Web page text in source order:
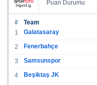
Puan Durumu
# Team
1 Galatasaray
2
Fenerbahçe
3
Samsunspor
4
Beşiktaş JK